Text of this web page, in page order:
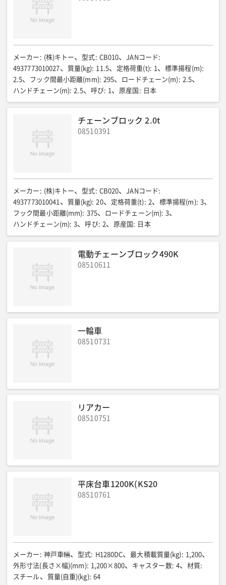
メーカー : (株)キトー 型式: CB010 JANコード :
4937773010027
質量(kg): 11.5 定格荷重(t): 1 標準揚程(m):
2.5
フック間最小距離(mm): 295 ロードチェーン(m): 2.5
ハンドチェーン(m): 2.5 呼び: 1 原産国 : 日本
チェーンブロック 2.0t
08510391
メーカー : (株)キトー 型式: CB020 JANコード :
4937773010041
質量(kg): 20 定格荷重(t): 2 標準揚程(m): 3
フック間最小距離(mm): 375 ロードチェーン(m): 3
ハンドチェーン(m): 3 呼び: 2 原産国 : 日本
電動チェーンブロック490K
08510611
一輪車
08510731
リアカー
08510751
平床台車1200K(KS20
08510761
メーカー : 神戸車輛 型式: H1280DC 最大積載質量(kg): 1,200
外形寸法(長さ×幅)(mm): 1,200×800 キャスター数: 4 材質:
スチール
質量(自重)(kg): 64